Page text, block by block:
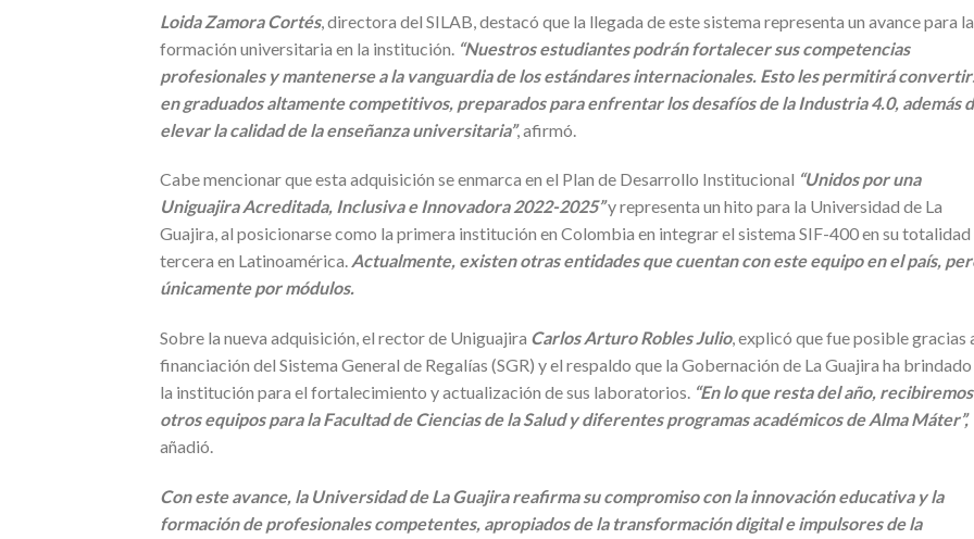
Loida Zamora Cortés, directora del SILAB, destacó que la llegada de este sistema representa un avance para la
formación universitaria en la institución. “Nuestros estudiantes podrán fortalecer sus competencias
profesionales y mantenerse a la vanguardia de los estándares internacionales. Esto les permitirá
en graduados altamente competitivos, preparados para enfrentar los desafíos de la Industria 4.0, además
elevar la calidad de la enseñanza universitaria”, afirmó.
Cabe mencionar que esta adquisición se enmarca en el Plan de Desarrollo Institucional “Unidos por una
Uniguajira Acreditada, Inclusiva e Innovadora 2022-2025”y representa un hito para la Universidad de La
Guajira, al posicionarse como la primera institución en Colombia en integrar el sistema SIF-400 en su totalidad
tercera en Latinoamérica. Actualmente, existen otras entidades que cuentan con este equipo en el país,
únicamente por módulos.
Sobre la nueva adquisición, el rector de Uniguajira Carlos Arturo Robles Julio, explicó que fue posible gracias
financiación del Sistema General de Regalías (SGR) y el respaldo que la Gobernación de La Guajira ha brindado
la institución para el fortalecimiento y actualización de sus laboratorios. “En lo que resta del año, recibiremos
otros equipos para la Facultad de Ciencias de la Salud y diferentes programas académicos de Alma Máter”,
añadió.
Con este avance, la Universidad de La Guajira reafirma su compromiso con la innovación educativa y la
formación de profesionales competentes, apropiados de la transformación digital e impulsores de la